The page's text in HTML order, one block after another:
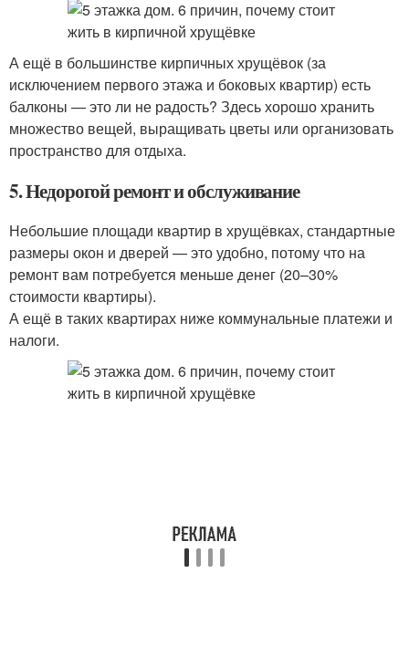
А ещё в большинстве кирпичных хрущёвок (за
исключением первого этажа и боковых квартир) есть
балконы — это ли не радость? Здесь хорошо хранить
множество вещей, выращивать цветы или организовать
пространство для отдыха.
5. Недорогой ремонт и обслуживание
Небольшие площади квартир в хрущёвках, стандартные
размеры окон и дверей — это удобно, потому что на
ремонт вам потребуется меньше денег (20–30%
стоимости квартиры).
А ещё в таких квартирах ниже коммунальные платежи и
налоги.